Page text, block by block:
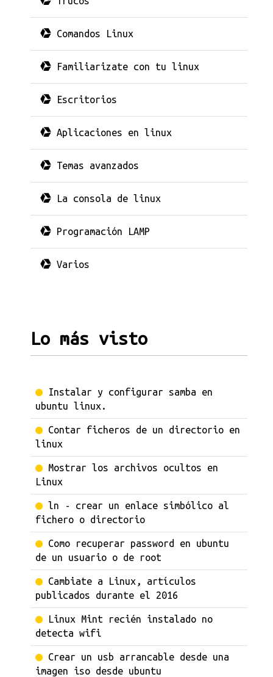
Comandos Linux
Familiarizate con tu linux
Escritorios
Aplicaciones en linux
Temas avanzados
La consola de linux
Programación LAMP
Varios
Lo más visto
Instalar y configurar samba en
ubuntu linux.
Contar ficheros de un directorio en
linux
Mostrar los archivos ocultos en
Linux
ln - crear un enlace simbólico al
fichero o directorio
Como recuperar password en ubuntu
de un usuario o de root
Cambiate a Linux, artículos
publicados durante el 2016
Linux Mint recién instalado no
detecta wifi
Crear un usb arrancable desde una
imagen iso desde ubuntu